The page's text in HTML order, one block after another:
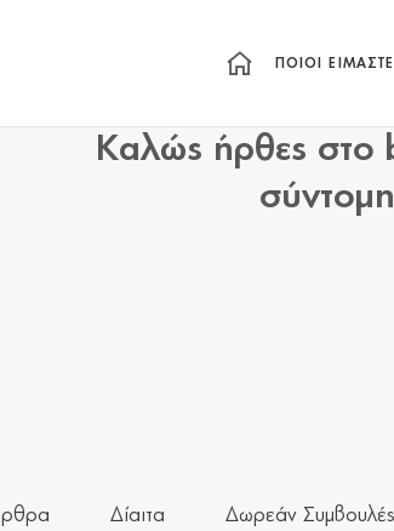
ΠΟΙΟΙ ΕΙΜΑΣΤΕ
Καλώς ήρθες στο
Δίαιτα Δωρεάν Συμβουλές